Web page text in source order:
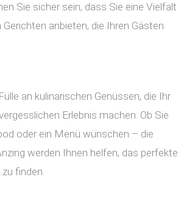
Sie sicher sein, dass Sie eine Vielfalt
anbieten, die Ihren Gästen
an kulinarischen Genüssen, die Ihr
Erlebnis machen. Ob Sie
oder ein Menü wünschen – die
werden Ihnen helfen, das perfekte
finden.